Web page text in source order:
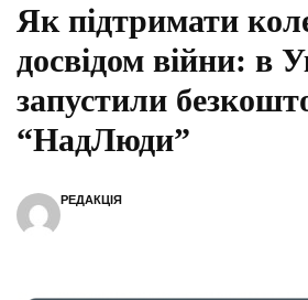
Як підтримати
досвідом війни: в
запустили
“НадЛюди”
РЕДАКЦІЯ